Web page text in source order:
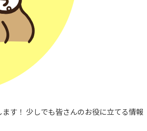
す！ 少しでも皆さんのお役に立てる情報